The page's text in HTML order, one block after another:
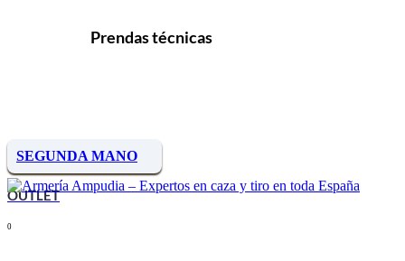
Prendas técnicas
SEGUNDA MANO
OUTLET
0